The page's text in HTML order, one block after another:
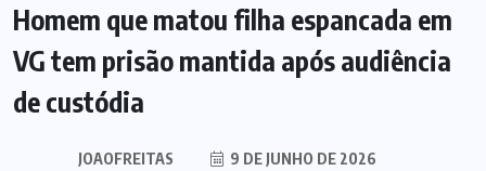
Homem que matou filha espancada em
VG tem prisão mantida após audiência
de custódia
JOAOFREITAS 9 DE JUNHO DE 2026